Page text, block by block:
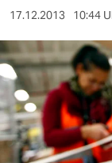
kultur
sport
berlin
nord
wahrheit
17.12.2013 10:44